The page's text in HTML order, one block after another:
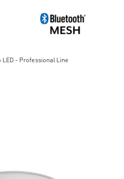
- Professional Line